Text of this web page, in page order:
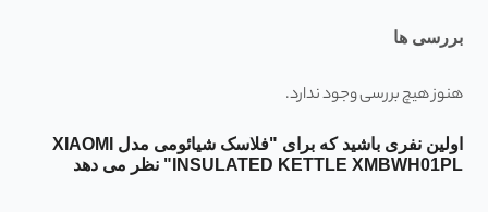
بررسی ها
هنوز هیچ بررسی وجود ندارد.
اولین نفری باشید که برای "فلاسک شیائومی مدل XIAOMI
INSULATED KETTLE XMBWH01PL" نظر می دهد